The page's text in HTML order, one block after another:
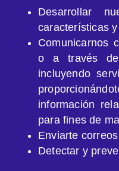
Desarrollar
características
Comunicarnos
o a través de
incluyendo
información
para fines de
Enviarte
Detectar y